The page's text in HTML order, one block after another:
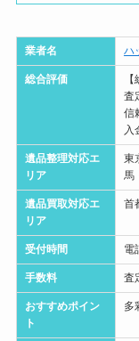
業者名 ハ
総合評価
査
信
入
遺品整理対応エ
リア
東
馬
遺品買取対応エ
リア
首
受付時間 電
手数料 査
おすすめポイン
ト
多